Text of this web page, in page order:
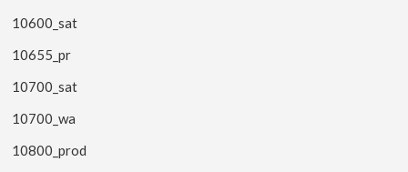
10600_sat
10655_pr
10700_sat
10700_wa
10800_prod